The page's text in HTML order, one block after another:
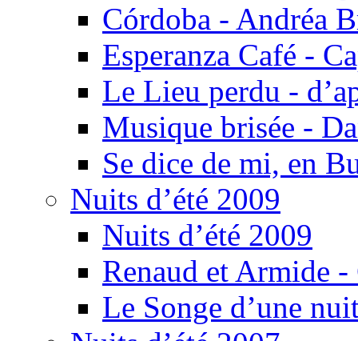
Córdoba - Andréa
Esperanza Café -
Le Lieu perdu -
Musique brisée -
Se dice de mi, en
Nuits d’été 2009
Nuits d’été 2009
Renaud et Armide -
Le Songe d’une